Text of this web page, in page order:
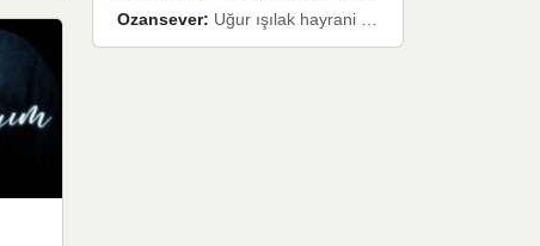
Ozansever: Uğur ışılak hayrani olarak eski yeni tüm eserlerini keyifle huzurla dinleyenlerden birisiyim, emeğine saygı duyan gönül veren bunu en güzel şekilde sevenlerine ulaştıran siz değerli sayfa yöneticilerine de teşekkür ederim